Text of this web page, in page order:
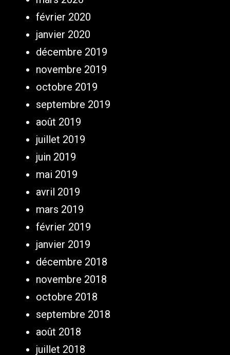
février 2020
janvier 2020
décembre 2019
novembre 2019
octobre 2019
septembre 2019
août 2019
juillet 2019
juin 2019
mai 2019
avril 2019
mars 2019
février 2019
janvier 2019
décembre 2018
novembre 2018
octobre 2018
septembre 2018
août 2018
juillet 2018